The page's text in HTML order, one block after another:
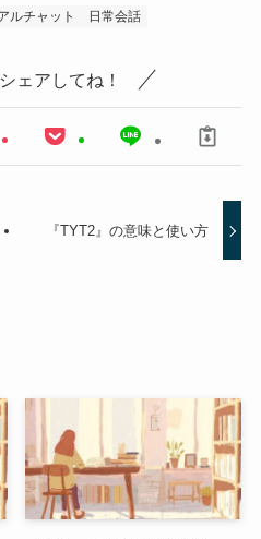
ルチャット 日常会話
ェアしてね！
『TYT2』の意味と使い方